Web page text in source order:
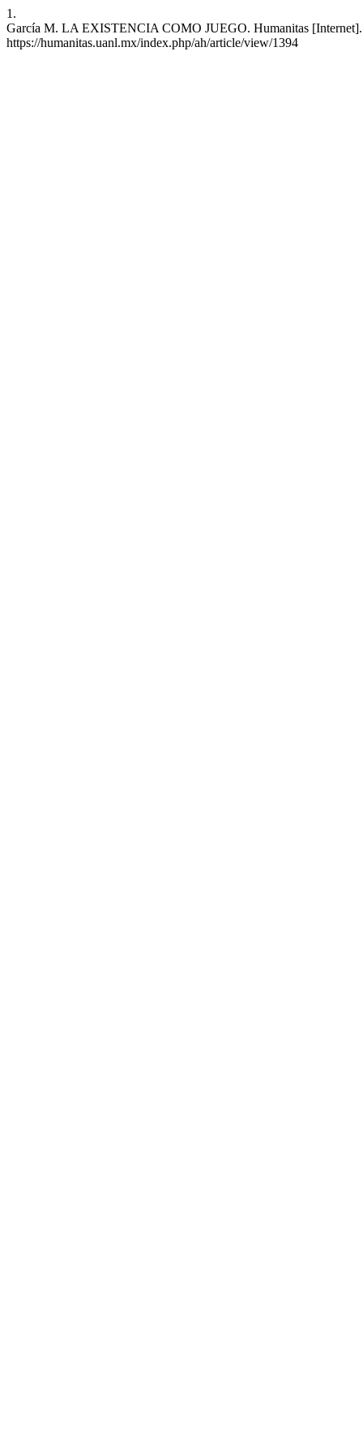
1.
García M. LA EXISTENCIA COMO JUEGO. Humanitas [Internet].
https://humanitas.uanl.mx/index.php/ah/article/view/1394